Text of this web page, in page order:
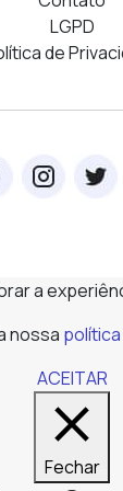
LGPD
de
a
nossa
ACEITAR
Fechar